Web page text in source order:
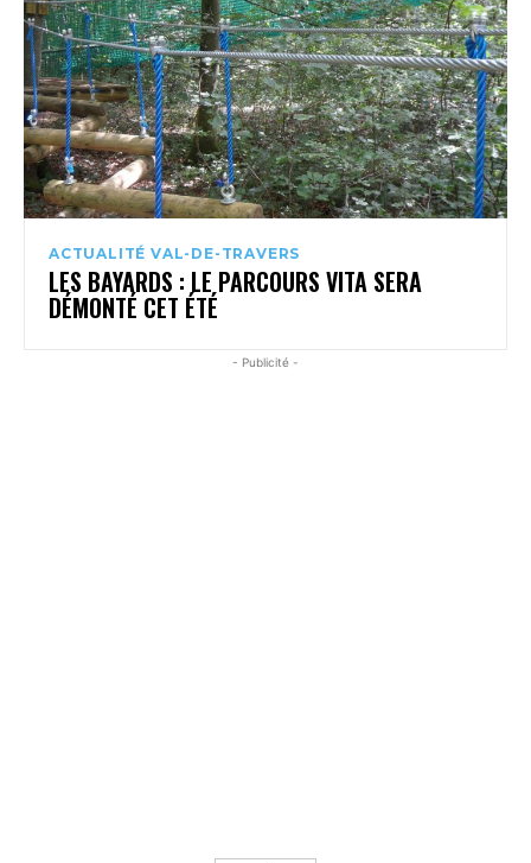
ACTUALITÉ VAL-DE-TRAVERS
LES BAYARDS : LE PARCOURS VITA SERA
DÉMONTÉ CET ÉTÉ
- Publicité -